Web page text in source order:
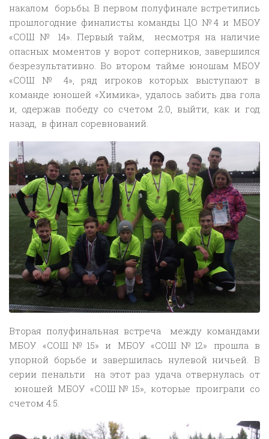
накалом борьбы. В первом полуфинале встретились
прошлогодние финалисты команды ЦО №4 и МБОУ
«СОШ № 14». Первый тайм, несмотря на наличие
опасных моментов у ворот соперников, завершился
безрезультативно. Во втором тайме юношам МБОУ
«СОШ № 4», ряд игроков которых выступают в
команде юношей «Химика», удалось забить два гола
и, одержав победу со счетом 2:0, выйти, как и год
назад, в финал соревнований.
Вторая полуфинальная встреча между командами
МБОУ «СОШ№15» и МБОУ «СОШ№12» прошла в
упорной борьбе и завершилась нулевой ничьей. В
серии пенальти на этот раз удача отвернулась от
юношей МБОУ «СОШ№15», которые проиграли со
счетом 4:5.